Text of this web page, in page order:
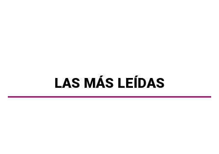
LAS MÁS LEÍDAS